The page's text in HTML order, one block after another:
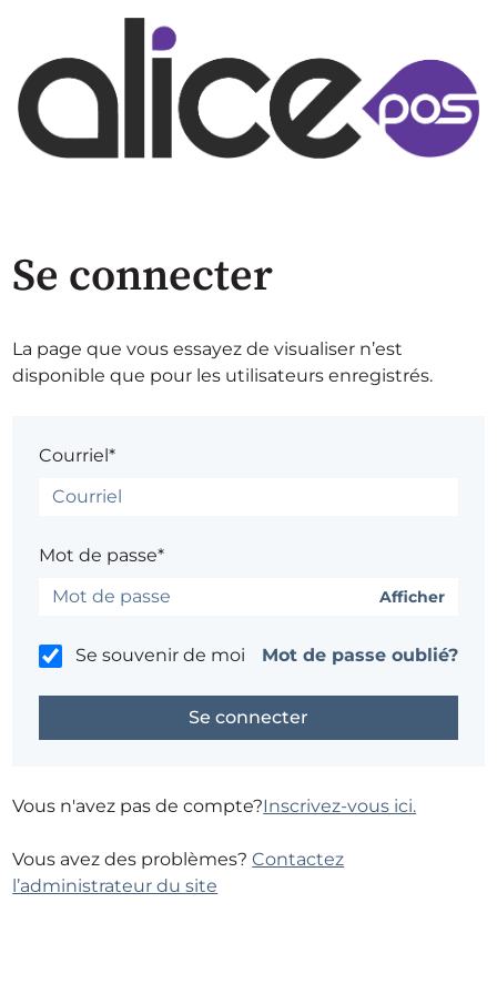
Se connecter
La page que vous essayez de visualiser n’est
disponible que pour les utilisateurs enregistrés.
Courriel*
Mot de passe*
Afficher
Se souvenir de moi Mot de passe oublié?
Vous n'avez pas de compte?Inscrivez-vous ici.
Vous avez des problèmes?Contactez
l’administrateur du site